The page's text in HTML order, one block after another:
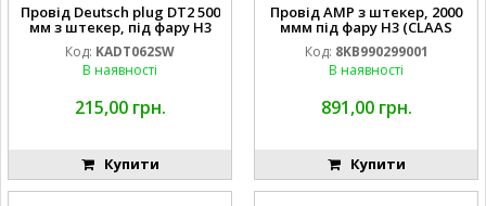
Провід Deutsch plug DT2 500
мм з штекер, під фару H3
(JOHN DEERE AL116438
994.184.00) ) Kramp Hella
Код: KADT062SW
В наявності
215,00 грн.
Купити
Провід AMP з штекер, 2000
ммм під фару H3 (CLAAS
013733) Hella
Код: 8KB990299001
В наявності
891,00 грн.
Купити